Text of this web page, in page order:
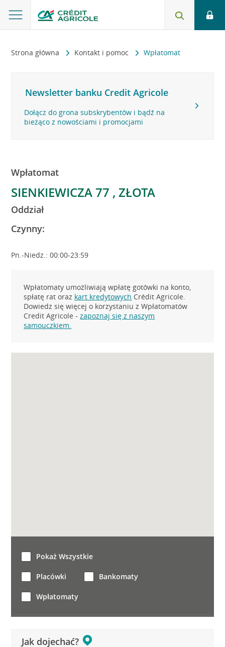
Strona główna Kontakt i pomoc Wpłatomat
Newsletter banku Credit Agricole
Dołącz do grona subskrybentów i bądź na
bieżąco z nowościami i promocjami
Wpłatomat
SIENKIEWICZA 77 , ZŁOTA
Oddział
Czynny:
Pn.-Niedz.: 00:00-23:59
Wpłatomaty umożliwiają wpłatę gotówki na konto,
spłatę rat oraz kart kredytowych Crédit Agricole.
Dowiedz się więcej o korzystaniu z Wpłatomatów
Credit Agricole -zapoznaj się z naszym
samouczkiem.
Jak dojechać?
Pokaż Wszystkie
Placówki Bankomaty
Wpłatomaty